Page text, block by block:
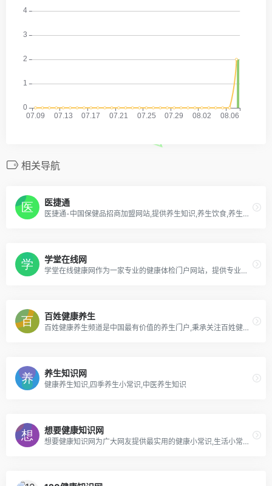
相关导航
医捷通
医捷通-中国保健品招商加盟网站,提供养生知识,养生饮食,养生茶,养生汤,养生食疗,中医养生,经络养生,中药养生,保健养生等健康养生常识,最专业的中医四季养生知识网站！
学堂在线网
学堂在线健康网作为一家专业的健康体检门户网站，提供专业完善的健康养生与医疗保健知识，健康学堂网关注国人身体健康体检，分享生活健康小常识，包括疾病，保健，专家咨询，男科，妇科，育儿，整形，药品，急救，健身等健康频道。
百姓健康养生
百姓健康养生频道是中国最有价值的养生门户,秉承关注百姓健康的理念,为广大用户提供最权威的养生资讯和最实用的养生方法,将养生保健融入日常生活，让更多的人了解养生,延年益寿,保持生命健康活力.
养生知识网
健康养生知识,四季养生小常识,中医养生知识
想要健康知识网
想要健康知识网为广大网友提供最实用的健康小常识,生活小常识,健康知识,健康饮食,养生保健知识,居家常识,生活小窍门,健康保健知识等日常生活小窍门，想要健康知识网,关爱健康每一天!